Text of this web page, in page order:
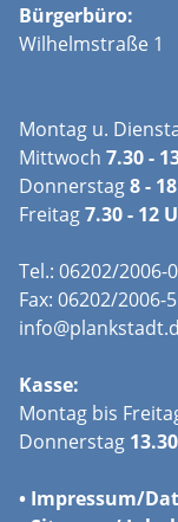
Bürgerbüro:
Wilhelmstraße 1
Montag u.
Mittwoch 7.30 -
Donnerstag8 -
Freitag7.30 - 12
Tel.: 06202/2006-0
Fax: 06202/2006-
Kasse:
Montag bis
Donnerstag
• Impressum/